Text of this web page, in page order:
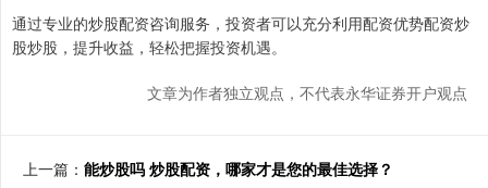
通过专业的炒股配资咨询服务，投资者可以充分利用配资优势配资炒
股炒股，提升收益，轻松把握投资机遇。
文章为作者独立观点，不代表永华证券开户观点
上一篇： 能炒股吗 炒股配资，哪家才是您的最佳选择？